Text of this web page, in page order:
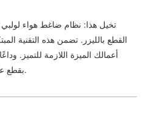
تخيل هذا: نظام ضاغط هواء
القطع بالليزر. تضمن هذه التقنية
أعمالك الميزة اللازمة للتميز.
بقطع عالي الجودة مع هذا النظام المتطور.